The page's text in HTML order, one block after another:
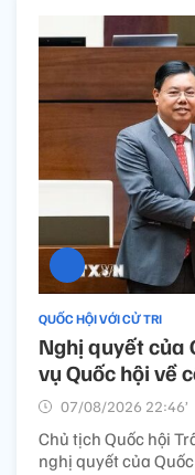
QUỐC HỘI VỚI CỬ TRI
Nghị quyết của
vụ Quốc hội về
07/08/2026 22:46’
Chủ tịch Quốc hội
nghị quyết của